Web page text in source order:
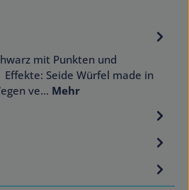
mit Punkten und
Seide Würfel made in
ve… Mehr